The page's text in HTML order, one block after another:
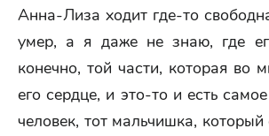
Анна-Лиза ходит где-то
умер, а я даже не знаю, где
конечно, той части, которая во
его сердце, и это-то и есть
человек, тот мальчишка, который